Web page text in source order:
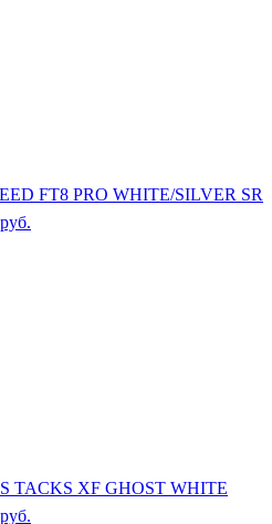
FT8 PRO WHITE/SILVER SR
руб.
TACKS XF GHOST WHITE
руб.